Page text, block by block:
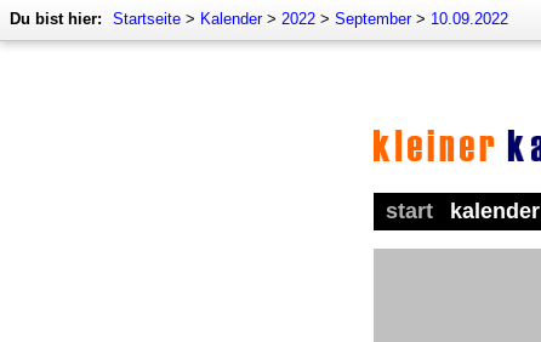
Du bist hier: Startseite > Kalender> 2022 > September> 10.09.2022
start kalender